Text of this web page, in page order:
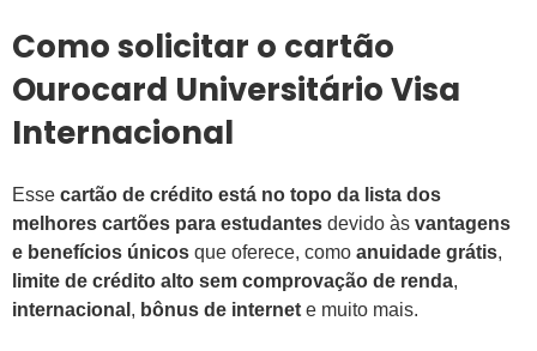
Como solicitar o cartão
Ourocard Universitário Visa
Internacional
Esse cartão de crédito está no topo da lista dos
melhores cartões para estudantes devido às vantagens
e benefícios únicos que oferece, como anuidade grátis,
limite de crédito alto sem comprovação de renda,
internacional , bônus de internet e muito mais.